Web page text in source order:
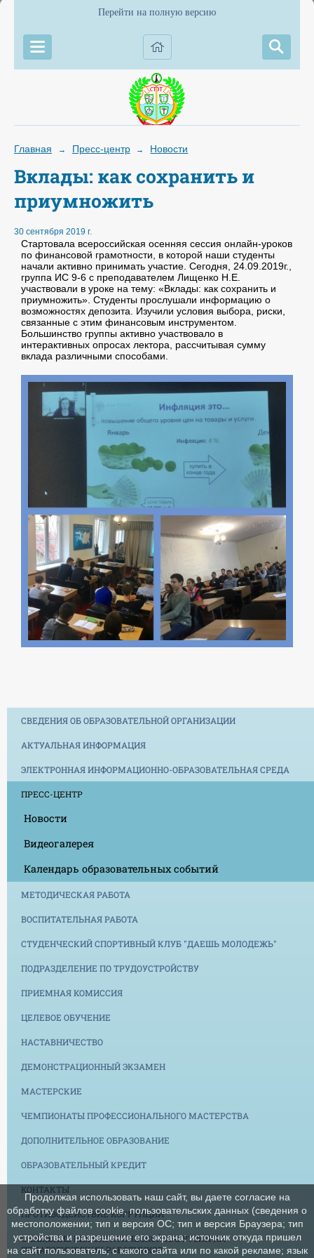
Перейти на полную версию
Главная → Пресс-центр → Новости
Вклады: как сохранить и
приумножить
30 сентября 2019 г.
Стартовала всероссийская осенняя сессия онлайн-уроков
по финансовой грамотности, в которой наши студенты
начали активно принимать участие. Сегодня, 24.09.2019г.,
группа ИС 9-6 с преподавателем Лищенко Н.Е.
участвовали в уроке на тему: «Вклады: как сохранить и
приумножить». Студенты прослушали информацию о
возможностях депозита. Изучили условия выбора, риски,
связанные с этим финансовым инструментом.
Большинство группы активно участвовало в
интерактивных опросах лектора, рассчитывая сумму
вклада различными способами.
СВЕДЕНИЯ ОБ ОБРАЗОВАТЕЛЬНОЙ ОРГАНИЗАЦИИ
АКТУАЛЬНАЯ ИНФОРМАЦИЯ
ЭЛЕКТРОННАЯ ИНФОРМАЦИОННО-ОБРАЗОВАТЕЛЬНАЯ СРЕДА
ПРЕСС-ЦЕНТР
Новости
Видеогалерея
Календарь образовательных событий
МЕТОДИЧЕСКАЯ РАБОТА
ВОСПИТАТЕЛЬНАЯ РАБОТА
СТУДЕНЧЕСКИЙ СПОРТИВНЫЙ КЛУБ "ДАЕШЬ МОЛОДЕЖЬ"
ПОДРАЗДЕЛЕНИЕ ПО ТРУДОУСТРОЙСТВУ
ПРИЕМНАЯ КОМИССИЯ
ЦЕЛЕВОЕ ОБУЧЕНИЕ
НАСТАВНИЧЕСТВО
ДЕМОНСТРАЦИОННЫЙ ЭКЗАМЕН
МАСТЕРСКИЕ
ЧЕМПИОНАТЫ ПРОФЕССИОНАЛЬНОГО МАСТЕРСТВА
ДОПОЛНИТЕЛЬНОЕ ОБРАЗОВАНИЕ
ОБРАЗОВАТЕЛЬНЫЙ КРЕДИТ
КОНТАКТЫ
ПРОТИВОДЕЙСТВИЕ КОРРУПЦИИ
СНИЖЕНИЕ БЮРОКРАТИЧЕСКОЙ НАГРУЗКИ НА
ПЕДАГОГИЧЕСКИХ РАБОТНИКОВ
Продолжая использовать наш сайт, вы даете согласие на
обработку файлов cookie, пользовательских данных (сведения о
местоположении; тип и версия ОС; тип и версия Браузера; тип
устройства и разрешение его экрана; источник откуда пришел
на сайт пользователь; с какого сайта или по какой рекламе; язык